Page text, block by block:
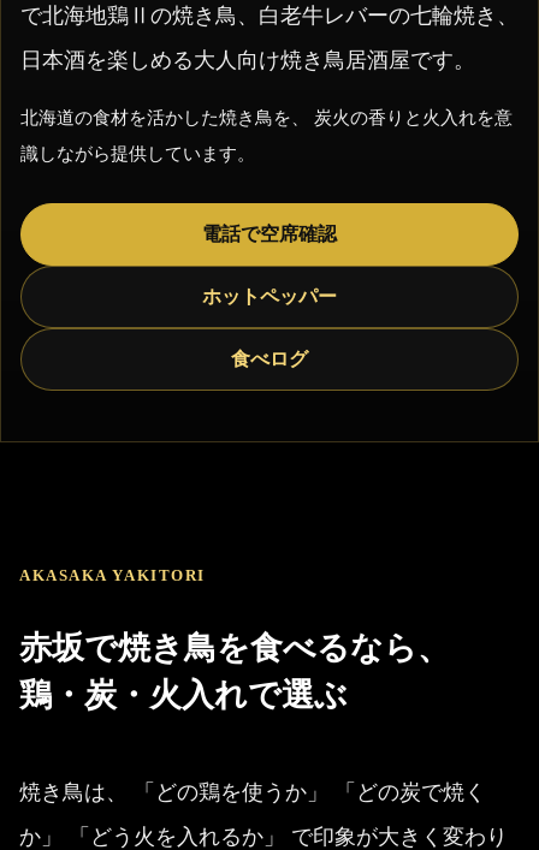
で北海地鶏Ⅱの焼き鳥、白老牛レバーの七輪焼き、
日本酒を楽しめる大人向け焼き鳥居酒屋です。
北海道の食材を活かした焼き鳥を、 炭火の香りと火入れを意
識しながら提供しています。
電話で空席確認
ホットペッパー
食べログ
AKASAKA YAKITORI
赤坂で焼き鳥を食べるなら、
鶏・炭・火入れで選ぶ
焼き鳥は、 「どの鶏を使うか」 「どの炭で焼く
か」 「どう火を入れるか」 で印象が大きく変わり